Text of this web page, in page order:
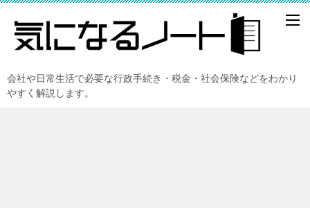
会社や日常生活で必要な行政手続き・税金・社会保険などをわかり
やすく解説します。